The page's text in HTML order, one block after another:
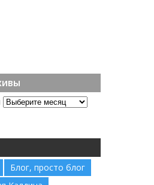
Блог, просто блог